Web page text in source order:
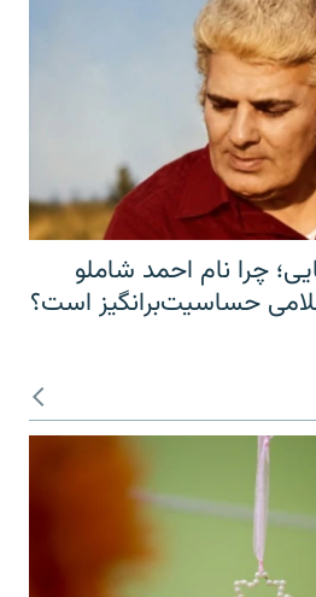
چرا نام احمد شاملو
حساسیت‌برانگیز است؟